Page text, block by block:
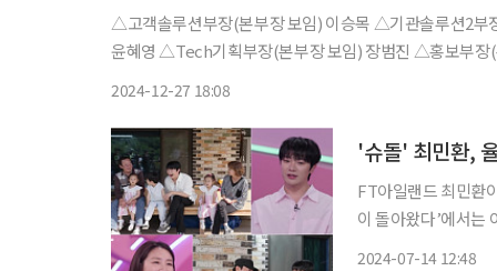
△고객솔루션부장(본부장 보임) 이승목 △기관솔루션2부
윤혜영 △Tech기획부장(본부장 보임) 장범진 △홍보부장
2024-12-27 18:08
'슈돌' 최민환,
FT아일랜드 최민환이 이혼 당시
이 돌아왔다’에서는
2024-07-14 12:48